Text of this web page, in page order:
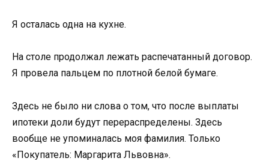
Я осталась одна на кухне.
На столе продолжал лежать распечатанный договор.
Я провела пальцем по плотной белой бумаге.
Здесь не было ни слова о том, что после выплаты
ипотеки доли будут перераспределены. Здесь
вообще не упоминалась моя фамилия. Только
«Покупатель: Маргарита Львовна».